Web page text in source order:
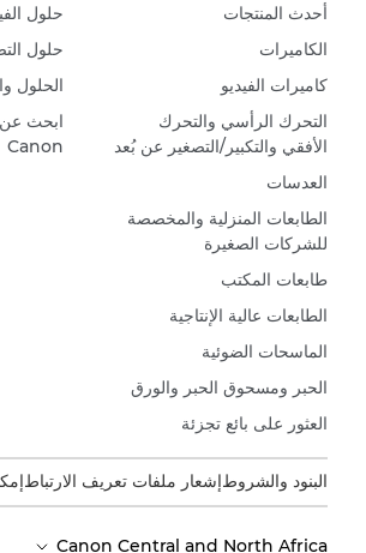
أحدث المنتجات
الكاميرات
كاميرات الفيديو
التحرك الرأسي والتحرك
الأفقي والتكبير/التصغير عن بُعد
العدسات
الطابعات المنزلية والمخصصة
للشركات الصغيرة
طابعات المكتب
الطابعات عالية الإنتاجية
الماسحات الضوئية
الحبر ومسحوق الحبر والورق
العثور على بائع تجزئة
حلول
حلول
الحلول
ابحث
Canon
البنود والشروطإشعار ملفات تعريف الارتباط
Canon Central and North Africa